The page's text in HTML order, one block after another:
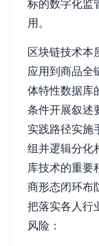
标的数字化监
用。
区块链技术本
应用到商品全
体特性数据库
条件开展叙述
实践路径实施
组并逻辑分化
库技术的重要
商形态闭环布
把落实各人行
风险：